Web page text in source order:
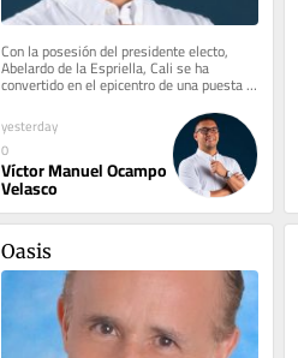
Con la posesión del presidente electo,
Abelardo de la Espriella, Cali se ha
convertido en el epicentro de una puesta
en escena que busca legitimar lo...
yesterday
0
Víctor Manuel Ocampo
Velasco
Oasis